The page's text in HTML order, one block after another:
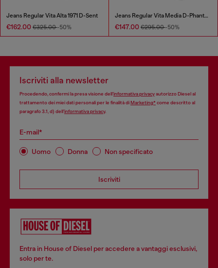
Jeans Regular Vita Alta 1971 D-Sent
€162.00 €325.00-50%
Jeans Regular Vita Media D-Phant-chino
€147.00 €295.00-50%
Iscriviti alla newsletter
Procedendo, confermi la presa visione dell’informativa privacyautorizzo Diesel al
trattamento dei miei dati personali per le finalità diMarketing*come descritto al
paragrafo 3.1, d) dell’informativa privacy.
E-mail*
Uomo Donna Non specificato
Iscriviti
Entra in House of Diesel per accedere a vantaggi esclusivi,
solo per te.